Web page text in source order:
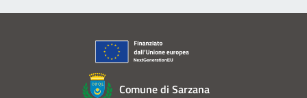
Comune di Sarzana